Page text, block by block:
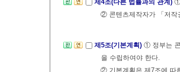
제4조(다른 법률과의 관계) ①
② 콘텐츠제작자가 「저작
제5조(기본계획) ① 정부는 콘
을 수립하여야 한다.
② 기본계획은 제7조에 따